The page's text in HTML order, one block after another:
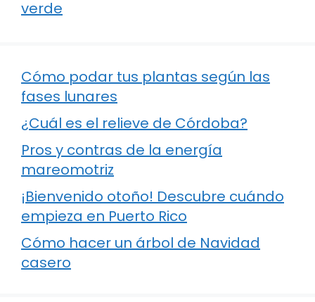
verde
Cómo podar tus plantas según las
fases lunares
¿Cuál es el relieve de Córdoba?
Pros y contras de la energía
mareomotriz
¡Bienvenido otoño! Descubre cuándo
empieza en Puerto Rico
Cómo hacer un árbol de Navidad
casero